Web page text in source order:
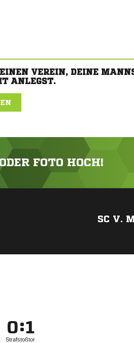
VEREIN, DEINE
ANLEGST.
FOTO HOCH!
SC V.
:
Strafstoßtor